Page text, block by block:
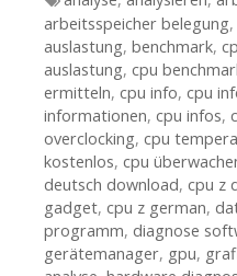
arbeitsspeicher belegung,
auslastung, benchmark,
auslastung, cpu
ermitteln, cpu info, cpu
informationen, cpu infos,
overclocking, cpu
kostenlos, cpu
deutsch download, cpu z
gadget, cpu z german,
programm, diagnose
gerätemanager, gpu,